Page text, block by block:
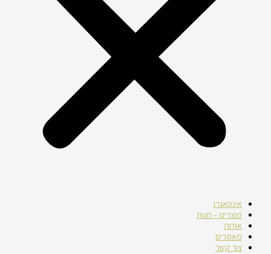
אינטאגרו
מוצרים – חנות
אודות
מאמרים
צור קשר